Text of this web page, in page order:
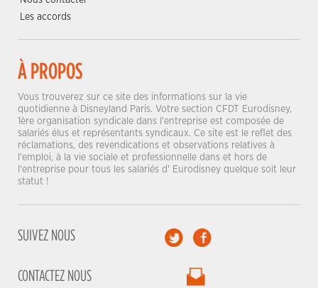
Les accords
À PROPOS
Vous trouverez sur ce site des informations sur la vie
quotidienne à Disneyland Paris. Votre section CFDT Eurodisney,
1ère organisation syndicale dans l'entreprise est composée de
salariés élus et représentants syndicaux. Ce site est le reflet des
réclamations, des revendications et observations relatives à
l'emploi, à la vie sociale et professionnelle dans et hors de
l'entreprise pour tous les salariés d' Eurodisney quelque soit leur
statut !
SUIVEZ NOUS
CONTACTEZ NOUS